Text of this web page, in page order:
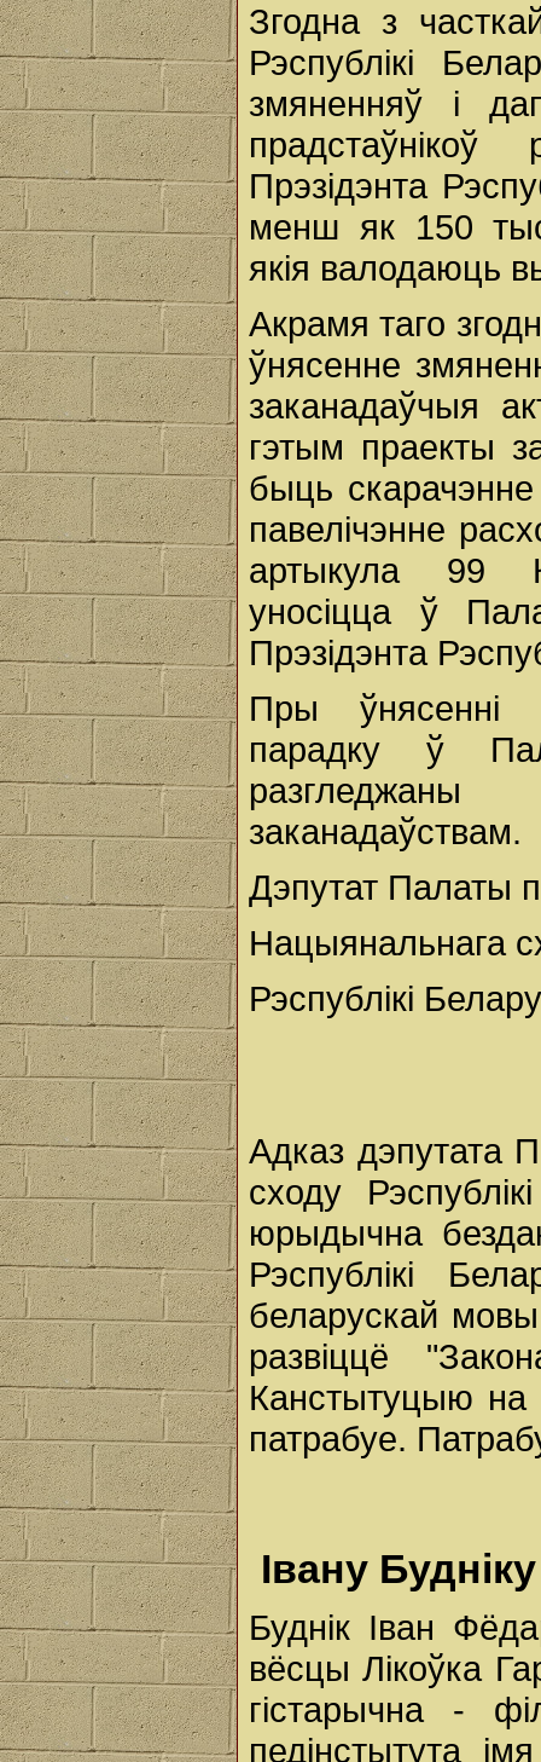
Згодна з
Рэспублікі
змяненняў і
Прэзідэнта
менш як 150
якія валодаюць
Акрамя таго
ўнясенне
заканадаўчыя
гэтым праекты
быць
павелічэнне
артыкула 99
уносіцца ў
Прэзідэнта
Пры ўнясенні
парадку ў
заканадаўствам.
Дэпутат Палаты
Нацыянальнага
Рэспублікі
Адказ дэпутата
сходу
юрыдычна
Рэспублікі
беларускай
развіццё
Канстытуцыю на
патрабуе.
Івану
Буднік Іван
вёсцы Лікоўка
гістарычна -
педінстытута